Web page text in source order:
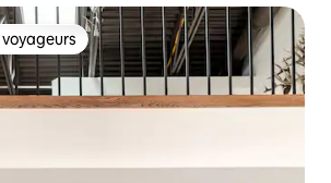
parmi les plus aimés